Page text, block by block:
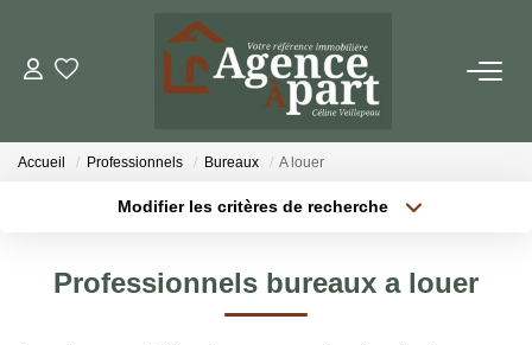
NOS BIENS
Locations
Accueil Professionnels Bureaux A louer
Modifier les critères de recherche
Professionnels bureaux a louer